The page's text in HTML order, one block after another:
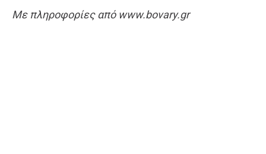
Με πληροφορίες από www.bovary.gr